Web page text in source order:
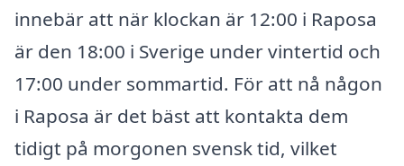
innebär att när klockan är 12:00 i Raposa
är den 18:00 i Sverige under vintertid och
17:00 under sommartid. För att nå någon
i Raposa är det bäst att kontakta dem
tidigt på morgonen svensk tid, vilket